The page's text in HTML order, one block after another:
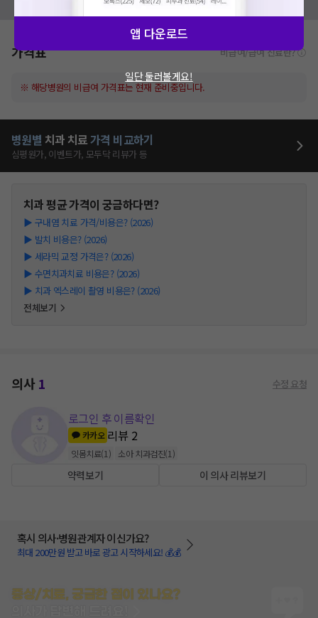
모두닥 팀에 알려주세요!
가격표 비급여/급여 진료란?
※ 해당병원의 비급여 가격표는 현재 준비중입니다.
병원별 치과 치료가격 비교하기
심평원가, 이벤트가, 모두닥 리뷰가 등
치과평균 가격이 궁금하다면?
▶ 구내염 치료 가격/비용은? (2026)
▶ 발치 비용은? (2026)
▶ 세라믹 교정 가격은? (2026)
▶ 수면치과치료 비용은? (2026)
▶ 치과 엑스레이 촬영 비용은? (2026)
전체보기
의사1 수정 요청
로그인 후 이름확인
카카오 리뷰 2
잇몸치료(1 ) 소아 치과검진(1 )
약력보기 이 의사 리뷰보기
혹시 의사·병원관계자 이신가요?
최대 200만원 받고 바로 광고 시작하세요! 💰💰
증상/치료, 궁금한 점이 있나요?
앱 다운로드
일단 둘러볼게요!